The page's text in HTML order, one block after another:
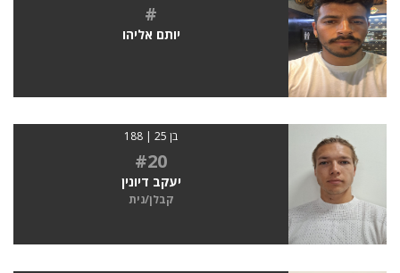
#
יותם אליהו
בן 25 | 188
#20
יעקב דיונין
קבלן/נית